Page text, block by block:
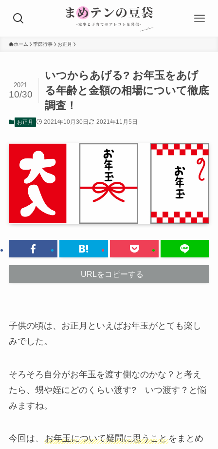
ホーム 季節行事 お正月
いつからあげる? お年玉をあげ
る年齢と金額の相場について徹底
調査！
2021
10/30
お正月 2021年10月30日 2021年11月5日
URLをコピーする
子供の頃は、お正月といえばお年玉がとても楽し
みでした。
そろそろ自分がお年玉を渡す側なのかな？と考え
たら、甥や姪にどのくらい渡す? いつ渡す？と悩
みますね。
今回は、 お年玉について疑問に思うことをまとめ